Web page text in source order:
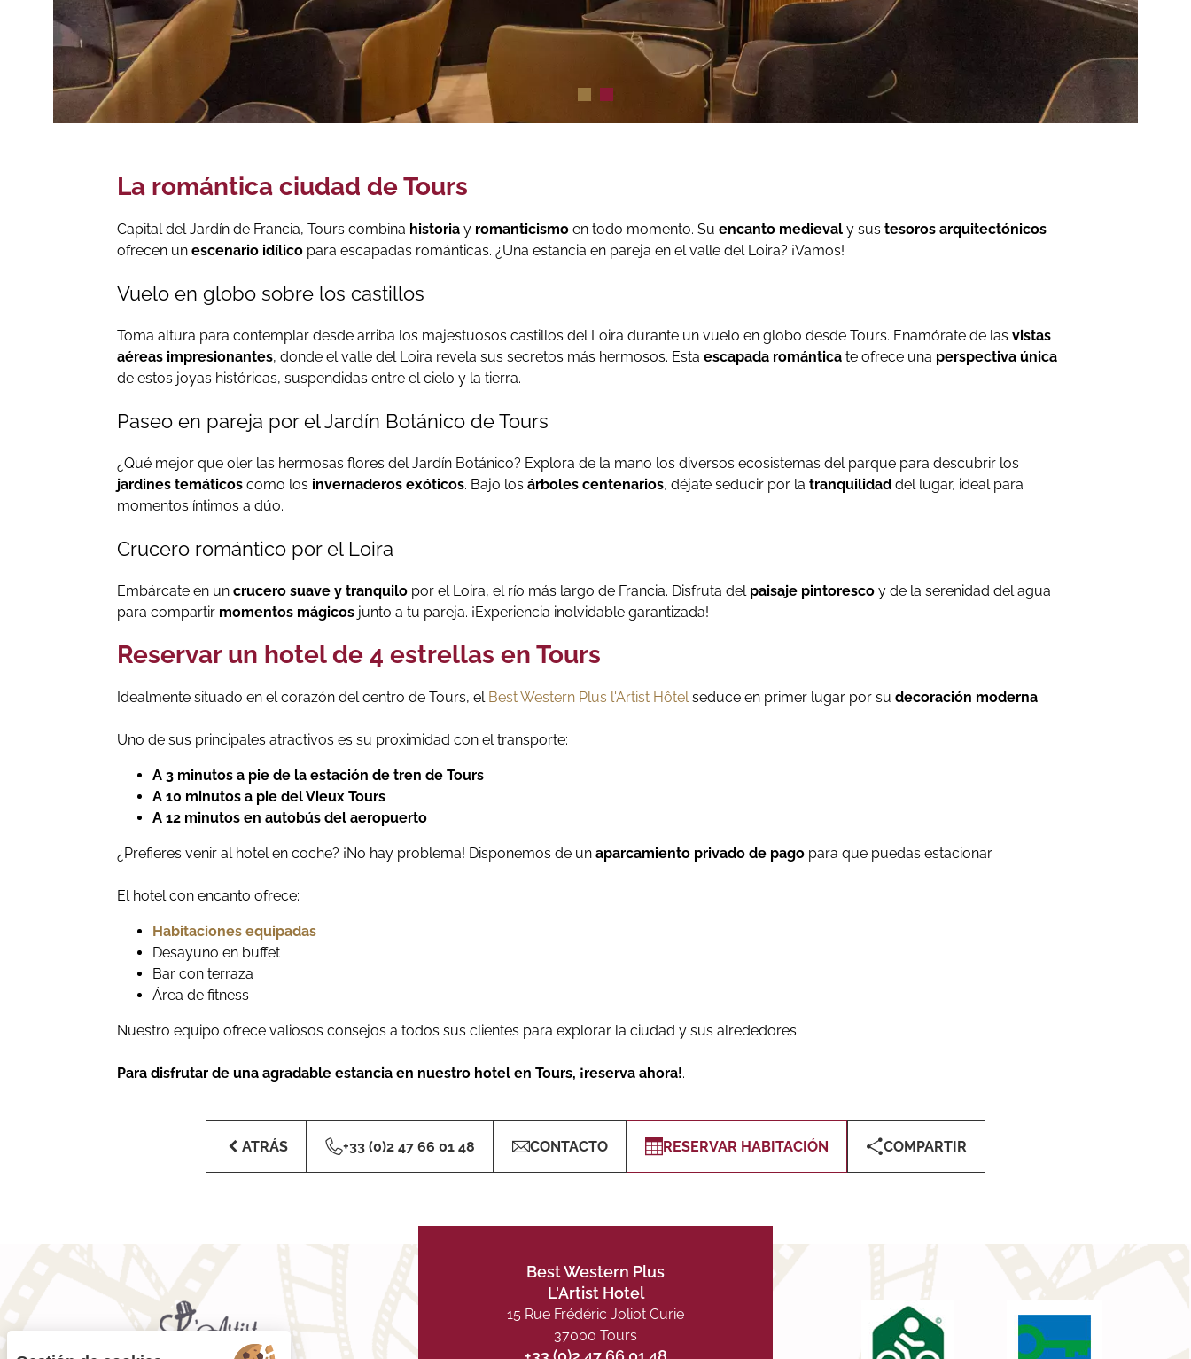
La romántica ciudad de Tours
Capital del Jardín de Francia, Tours combina historia y romanticismo en todo momento. Su encanto medieval y sus tesoros arquitectónicos
ofrecen un escenario idílico para escapadas románticas. ¿Una estancia en pareja en el valle del Loira? ¡Vamos!
Vuelo en globo sobre los castillos
Toma altura para contemplar desde arriba los majestuosos castillos del Loira durante un vuelo en globo desde Tours. Enamórate de las vistas
aéreas impresionantes, donde el valle del Loira revela sus secretos más hermosos. Esta escapada romántica te ofrece una perspectiva única
de estos joyas históricas, suspendidas entre el cielo y la tierra.
Paseo en pareja por el Jardín Botánico de Tours
¿Qué mejor que oler las hermosas flores del Jardín Botánico? Explora de la mano los diversos ecosistemas del parque para descubrir los
jardines temáticos como los invernaderos exóticos. Bajo los árboles centenarios, déjate seducir por la tranquilidad del lugar, ideal para
momentos íntimos a dúo.
Crucero romántico por el Loira
Embárcate en un crucero suave y tranquilo por el Loira, el río más largo de Francia. Disfruta del paisaje pintoresco y de la serenidad del agua
para compartir momentos mágicos junto a tu pareja. ¡Experiencia inolvidable garantizada!
Reservar un hotel de 4 estrellas en Tours
Idealmente situado en el corazón del centro de Tours, el Best Western Plus l'Artist Hôtelseduce en primer lugar por su decoración moderna.
Uno de sus principales atractivos es su proximidad con el transporte:
A 3 minutos a pie de la estación de tren de Tours
A 10 minutos a pie del Vieux Tours
A 12 minutos en autobús del aeropuerto
¿Prefieres venir al hotel en coche? ¡No hay problema! Disponemos de un aparcamiento privado de pago para que puedas estacionar.
El hotel con encanto ofrece:
Habitaciones equipadas
Desayuno en buffet
Bar con terraza
Área de fitness
Nuestro equipo ofrece valiosos consejos a todos sus clientes para explorar la ciudad y sus alrededores.
Para disfrutar de una agradable estancia en nuestro hotel en Tours, ¡reserva ahora!.
ATRÁS +33 (0)2 47 66 01 48 CONTACTO RESERVAR HABITACIÓN COMPARTIR
Best Western Plus
L'Artist Hotel
15 Rue Frédéric Joliot Curie
37000 Tours